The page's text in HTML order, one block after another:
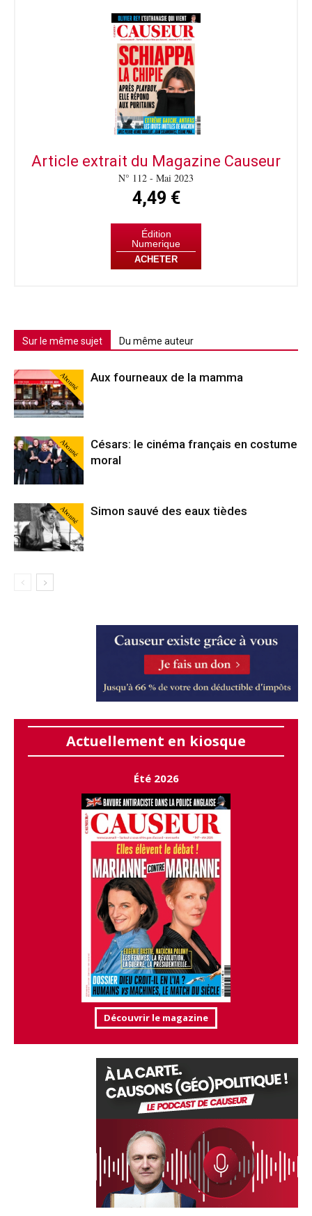
Article extrait du Magazine Causeur
N° 112 - Mai 2023
4,49 €
Édition
Numerique
ACHETER
Sur le même sujet Du même auteur
Abonné Aux fourneaux de la mamma
Abonné
Césars: le cinéma français en costume
moral
Abonné Simon sauvé des eaux tièdes
Actuellement en kiosque
Été 2026
Découvrir le magazine